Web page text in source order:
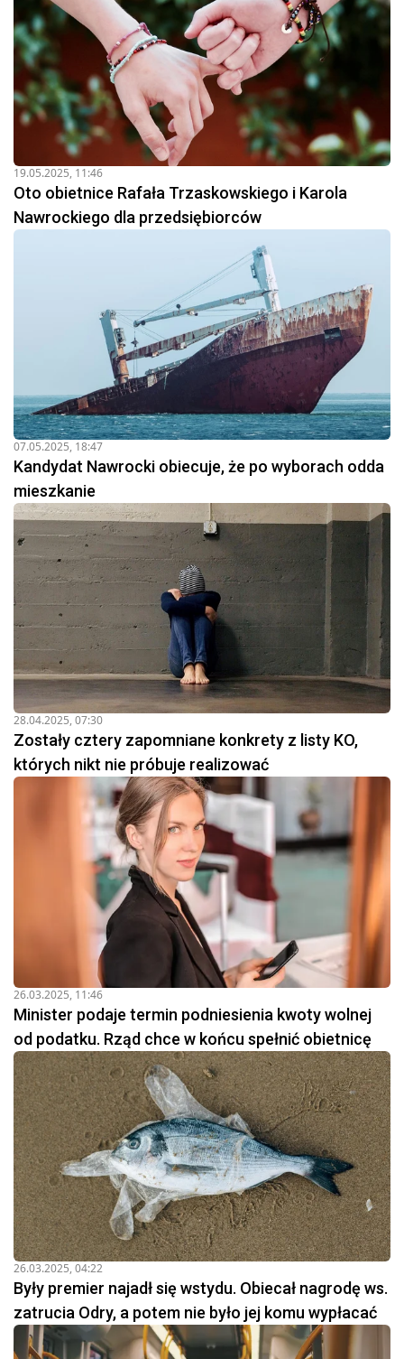
19.05.2025, 11:46
Oto obietnice Rafała Trzaskowskiego i Karola
Nawrockiego dla przedsiębiorców
07.05.2025, 18:47
Kandydat Nawrocki obiecuje, że po wyborach odda
mieszkanie
28.04.2025, 07:30
Zostały cztery zapomniane konkrety z listy KO,
których nikt nie próbuje realizować
26.03.2025, 11:46
Minister podaje termin podniesienia kwoty wolnej
od podatku. Rząd chce w końcu spełnić obietnicę
26.03.2025, 04:22
Były premier najadł się wstydu. Obiecał nagrodę ws.
zatrucia Odry, a potem nie było jej komu wypłacać